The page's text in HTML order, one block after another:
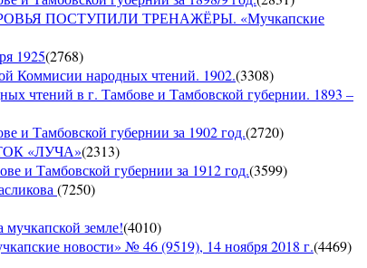
ПОСТУПИЛИ ТРЕНАЖЁРЫ. «Мучкапские
1925(2768)
народных чтений. 1902.(3308)
чтений в г. Тамбове и Тамбовской губернии. 1893 –
и Тамбовской губернии за 1902 год.(2720)
«ЛУЧА»(2313)
и Тамбовской губернии за 1912 год.(3599)
(7250)
земле!(4010)
новости» № 46 (9519), 14 ноября 2018 г.(4469)